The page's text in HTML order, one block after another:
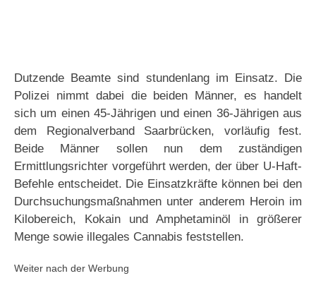
Dutzende Beamte sind stundenlang im Einsatz. Die
Polizei nimmt dabei die beiden Männer, es handelt
sich um einen 45-Jährigen und einen 36-Jährigen aus
dem Regionalverband Saarbrücken, vorläufig fest.
Beide Männer sollen nun dem zuständigen
Ermittlungsrichter vorgeführt werden, der über U-Haft-
Befehle entscheidet. Die Einsatzkräfte können bei den
Durchsuchungsmaßnahmen unter anderem Heroin im
Kilobereich, Kokain und Amphetaminöl in größerer
Menge sowie illegales Cannabis feststellen.
Weiter nach der Werbung